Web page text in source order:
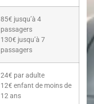
85€ jusqu’à 4
passagers
130€ jusqu’à 7
passagers
24€ par adulte
12€ enfant de moins de
12 ans